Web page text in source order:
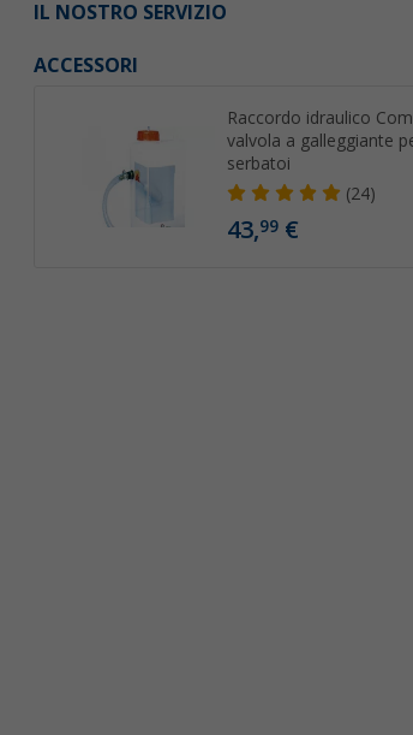
IL NOSTRO SERVIZIO
ACCESSORI
Raccordo idraulico
valvola a galleggiante
serbatoi
(24)
43,99 €
Tubo flessibile a spirale Lilie
Pompa a
TP18 Premium